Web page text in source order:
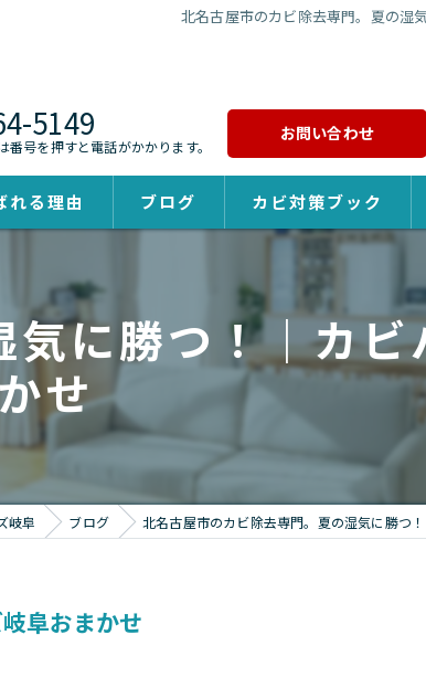
北名古屋市のカビ除去専門。夏の湿
5149
号を押すと電話がかかります。
お問い合わせ
れる理由 ブログ カビ対策ブック
に勝つ！｜カビ
せ
岐阜 ブログ 北名古屋市のカビ除去専門。夏の湿気に勝つ
阜おまかせ